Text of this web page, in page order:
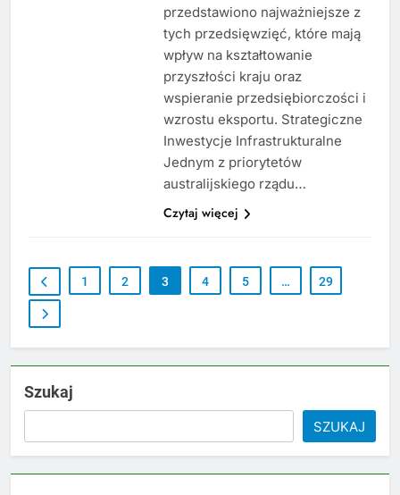
przedstawiono najważniejsze z
tych przedsięwzięć, które mają
wpływ na kształtowanie
przyszłości kraju oraz
wspieranie przedsiębiorczości i
wzrostu eksportu. Strategiczne
Inwestycje Infrastrukturalne
Jednym z priorytetów
australijskiego rządu…
Czytaj więcej
1 2 3 4 5 … 29
Szukaj
SZUKAJ